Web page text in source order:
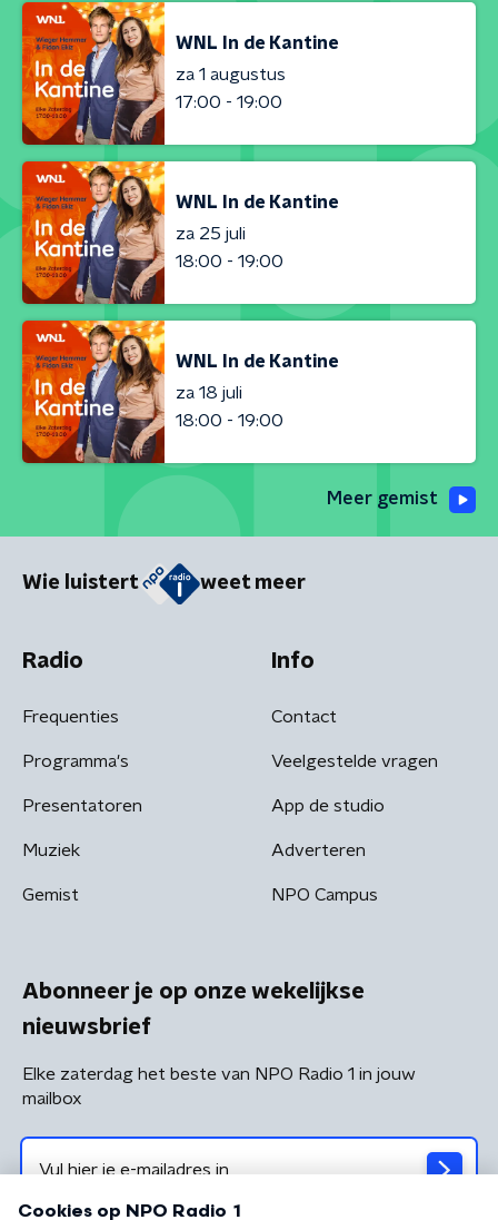
WNL In de Kantine
za 1 augustus
17:00 - 19:00
WNL In de Kantine
za 25 juli
18:00 - 19:00
WNL In de Kantine
za 18 juli
18:00 - 19:00
Meer gemist
Wie luistert weet meer
Radio
Frequenties
Programma's
Presentatoren
Muziek
Gemist
Info
Contact
Veelgestelde vragen
App de studio
Adverteren
NPO Campus
Abonneer je op onze wekelijkse
nieuwsbrief
Elke zaterdag het beste van NPO Radio 1 in jouw
mailbox